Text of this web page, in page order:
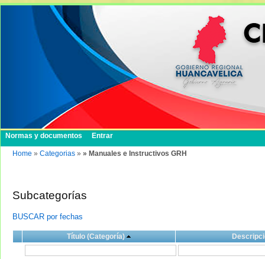
Normas y documentos Entrar
Home » Categorias » » Manuales e Instructivos GRH
Subcategorías
BUSCAR por fechas
Título (Categoría)